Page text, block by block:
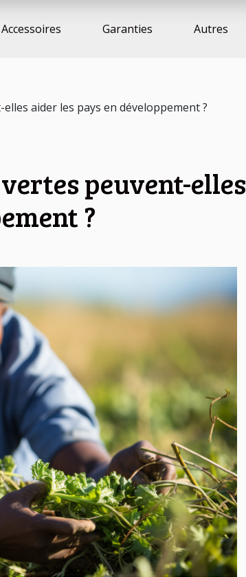
Accessoires Garanties Autres
aider les pays en développement ?
peuvent-elles
?